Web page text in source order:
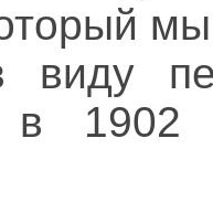
виду
в 1902